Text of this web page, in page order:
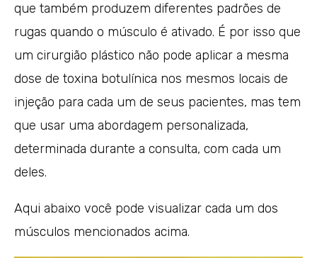
que também produzem diferentes padrões de
rugas quando o músculo é ativado. É por isso que
um cirurgião plástico não pode aplicar a mesma
dose de toxina botulínica nos mesmos locais de
injeção para cada um de seus pacientes, mas tem
que usar uma abordagem personalizada,
determinada durante a consulta, com cada um
deles.
Aqui abaixo você pode visualizar cada um dos
músculos mencionados acima.